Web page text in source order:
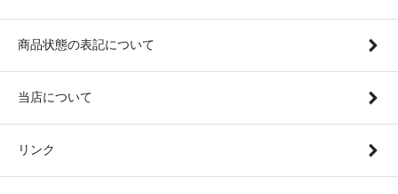
商品状態の表記について
当店について
リンク